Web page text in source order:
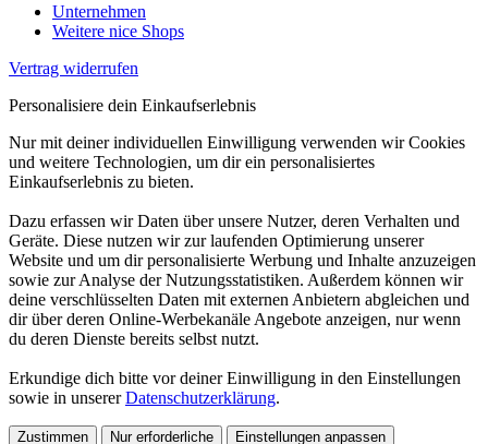
Unternehmen
Weitere nice Shops
Vertrag widerrufen
Personalisiere dein Einkaufserlebnis
Nur mit deiner individuellen Einwilligung verwenden wir Cookies
und weitere Technologien, um dir ein personalisiertes
Einkaufserlebnis zu bieten.
Dazu erfassen wir Daten über unsere Nutzer, deren Verhalten und
Geräte. Diese nutzen wir zur laufenden Optimierung unserer
Website und um dir personalisierte Werbung und Inhalte anzuzeigen
sowie zur Analyse der Nutzungsstatistiken. Außerdem können wir
deine verschlüsselten Daten mit externen Anbietern abgleichen und
dir über deren Online-Werbekanäle Angebote anzeigen, nur wenn
du deren Dienste bereits selbst nutzt.
Erkundige dich bitte vor deiner Einwilligung in den Einstellungen
sowie in unsererDatenschutzerklärung.
Zustimmen Nur erforderliche Einstellungen anpassen